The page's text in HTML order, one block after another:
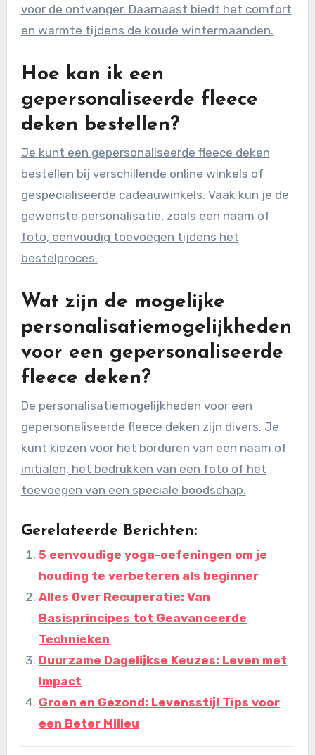
voor de ontvanger. Daarnaast biedt het comfort
en warmte tijdens de koude wintermaanden.
Hoe kan ik een
gepersonaliseerde fleece
deken bestellen?
Je kunt een gepersonaliseerde fleece deken
bestellen bij verschillende online winkels of
gespecialiseerde cadeauwinkels. Vaak kun je de
gewenste personalisatie, zoals een naam of
foto, eenvoudig toevoegen tijdens het
bestelproces.
Wat zijn de mogelijke
personalisatiemogelijkheden
voor een gepersonaliseerde
fleece deken?
De personalisatiemogelijkheden voor een
gepersonaliseerde fleece deken zijn divers. Je
kunt kiezen voor het borduren van een naam of
initialen, het bedrukken van een foto of het
toevoegen van een speciale boodschap.
Gerelateerde Berichten:
5 eenvoudige yoga-oefeningen om je
houding te verbeteren als beginner
Alles Over Recuperatie: Van
Basisprincipes tot Geavanceerde
Technieken
Duurzame Dagelijkse Keuzes: Leven met
Impact
Groen en Gezond: Levensstijl Tips voor
een Beter Milieu